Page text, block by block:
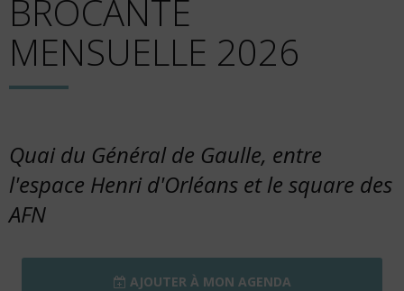
BROCANTE
MENSUELLE 2026
Quai du Général de Gaulle, entre
l'espace Henri d'Orléans et le square des
AFN
AJOUTER À MON AGENDA